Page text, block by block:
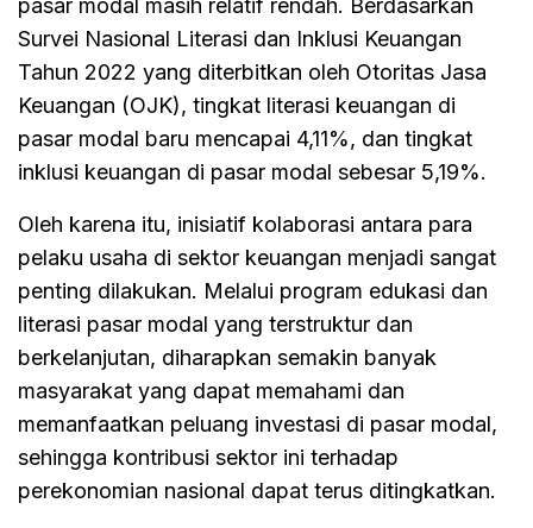
pasar modal masih relatif rendah. Berdasarkan
Survei Nasional Literasi dan Inklusi Keuangan
Tahun 2022 yang diterbitkan oleh Otoritas Jasa
Keuangan (OJK), tingkat literasi keuangan di
pasar modal baru mencapai 4,11%, dan tingkat
inklusi keuangan di pasar modal sebesar 5,19%.
Oleh karena itu, inisiatif kolaborasi antara para
pelaku usaha di sektor keuangan menjadi sangat
penting dilakukan. Melalui program edukasi dan
literasi pasar modal yang terstruktur dan
berkelanjutan, diharapkan semakin banyak
masyarakat yang dapat memahami dan
memanfaatkan peluang investasi di pasar modal,
sehingga kontribusi sektor ini terhadap
perekonomian nasional dapat terus ditingkatkan.